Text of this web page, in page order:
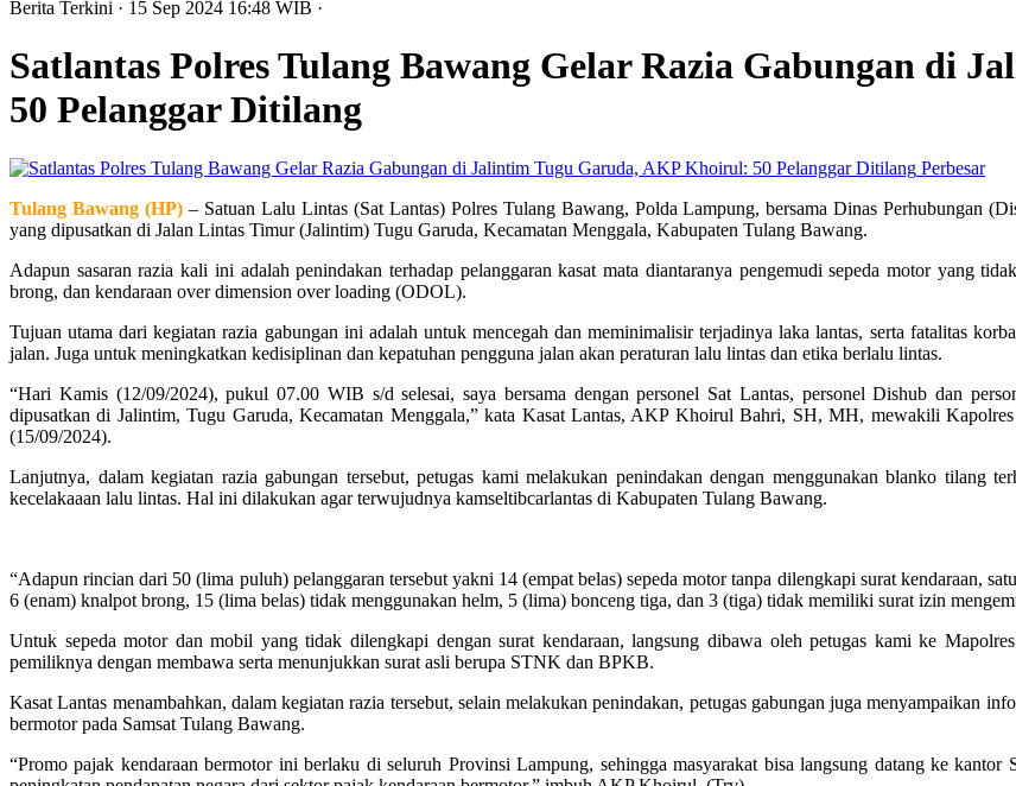
Berita Terkini · 15 Sep 2024 16:48 WIB ·
Satlantas Polres Tulang Bawang Gelar Razia Gabungan di
50 Pelanggar Ditilang
Perbesar
Tulang Bawang (HP)– Satuan Lalu Lintas (Sat Lantas) Polres Tulang Bawang, Polda Lampung, bersama Dinas Perhubungan
yang dipusatkan di Jalan Lintas Timur (Jalintim) Tugu Garuda, Kecamatan Menggala, Kabupaten Tulang Bawang.
Adapun sasaran razia kali ini adalah penindakan terhadap pelanggaran kasat mata diantaranya pengemudi sepeda motor yang
brong, dan kendaraan over dimension over loading (ODOL).
Tujuan utama dari kegiatan razia gabungan ini adalah untuk mencegah dan meminimalisir terjadinya laka lantas, serta fatalitas
jalan. Juga untuk meningkatkan kedisiplinan dan kepatuhan pengguna jalan akan peraturan lalu lintas dan etika berlalu lintas.
“Hari Kamis (12/09/2024), pukul 07.00 WIB s/d selesai, saya bersama dengan personel Sat Lantas, personel Dishub dan
dipusatkan di Jalintim, Tugu Garuda, Kecamatan Menggala,” kata Kasat Lantas, AKP Khoirul Bahri, SH, MH, mewakili
(15/09/2024).
Lanjutnya, dalam kegiatan razia gabungan tersebut, petugas kami melakukan penindakan dengan menggunakan blanko tilang
kecelakaaan lalu lintas. Hal ini dilakukan agar terwujudnya kamseltibcarlantas di Kabupaten Tulang Bawang.
“Adapun rincian dari 50 (lima puluh) pelanggaran tersebut yakni 14 (empat belas) sepeda motor tanpa dilengkapi surat kendaraan,
6 (enam) knalpot brong, 15 (lima belas) tidak menggunakan helm, 5 (lima) bonceng tiga, dan 3 (tiga) tidak memiliki surat izin
Untuk sepeda motor dan mobil yang tidak dilengkapi dengan surat kendaraan, langsung dibawa oleh petugas kami ke
pemiliknya dengan membawa serta menunjukkan surat asli berupa STNK dan BPKB.
Kasat Lantas menambahkan, dalam kegiatan razia tersebut, selain melakukan penindakan, petugas gabungan juga menyampaikan
bermotor pada Samsat Tulang Bawang.
“Promo pajak kendaraan bermotor ini berlaku di seluruh Provinsi Lampung, sehingga masyarakat bisa langsung datang ke